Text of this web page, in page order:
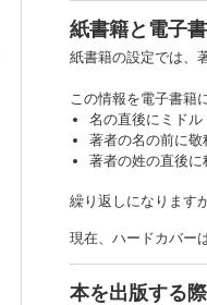
紙書籍と電子
紙書籍の設定では、
この情報を電子書籍
名の直後にミド
著者の名の前に敬
著者の姓の直後に
繰り返しになります
現在、ハードカバー
本を出版する